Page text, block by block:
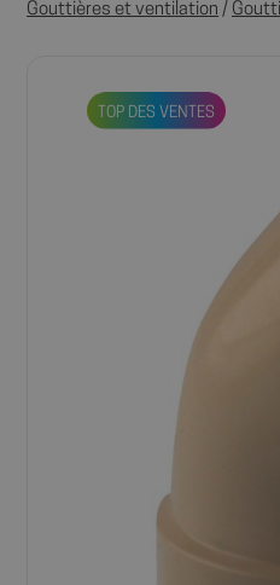
Gouttières et ventilation /
TOP DES VENTES